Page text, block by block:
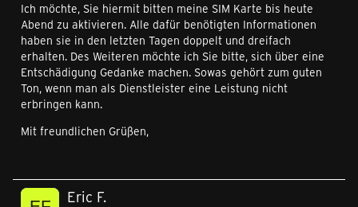
Ich möchte, Sie hiermit bitten meine SIM Karte bis heute
Abend zu aktivieren. Alle dafür benötigten Informationen
haben sie in den letzten Tagen doppelt und dreifach
erhalten. Des Weiteren möchte ich Sie bitte, sich über eine
Entschädigung Gedanke machen. Sowas gehört zum guten
Ton, wenn man als Dienstleister eine Leistung nicht
erbringen kann.
Mit freundlichen Grüßen,
Eric F.